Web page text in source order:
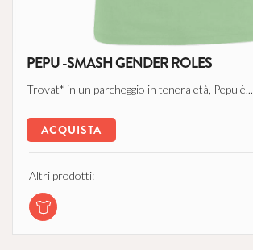
PEPU -SMASH GENDER ROLES
Trovat* in un parcheggio in tenera età, Pepu è...
ACQUISTA
Altri prodotti: